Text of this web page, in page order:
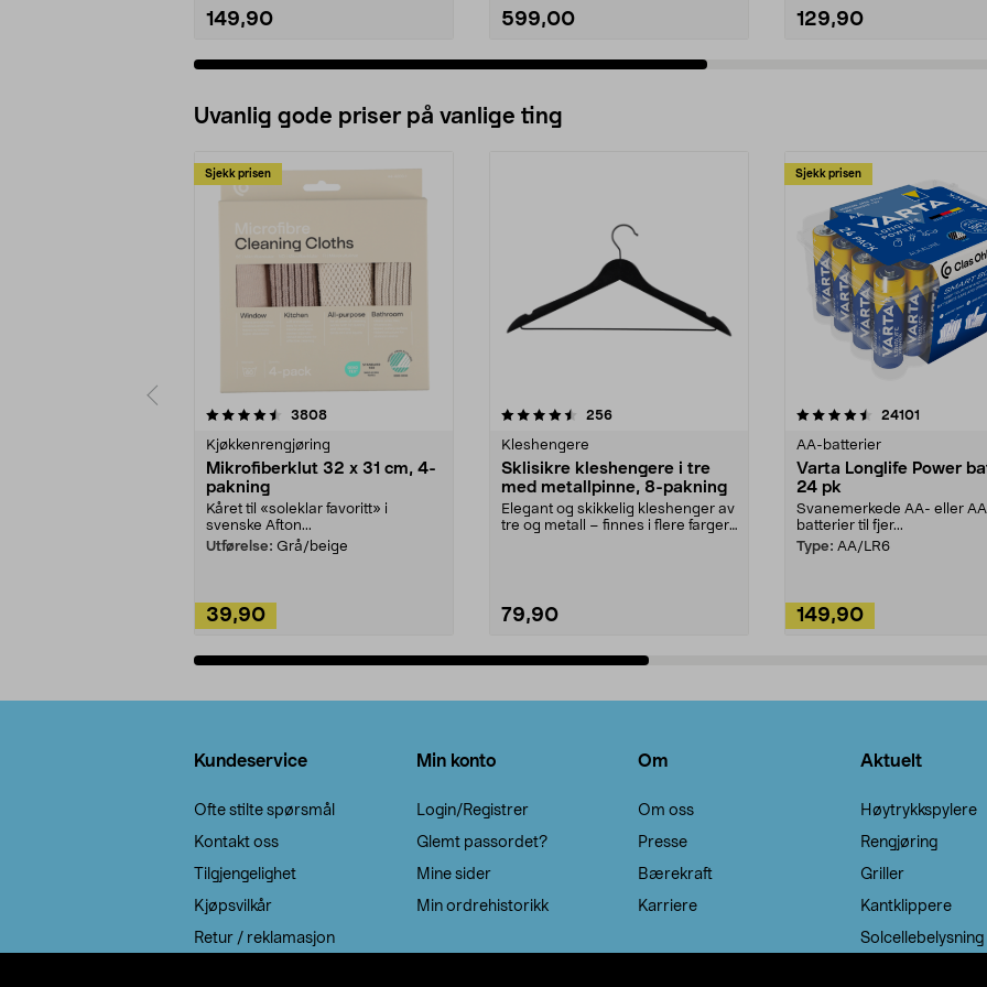
149,90 599,00 129,90
Uvanlig gode priser på vanlige ting
Sjekk prisen
3808anmeldelser
Kjøkkenrengjøring
Mikrofiberklut 32 x 31 cm, 4-
pakning
Kåret til «soleklar favoritt» i
svenske Afton...
Utførelse: Grå/beige
39,90
4.5av 5 stjerner 256anmeldelser
Kleshengere
Sklisikre kleshengere i tre
med metallpinne, 8-pakning
Elegant og skikkelig kleshenger av
tre og metall – finnes i flere farger.
79,90
Sjekk prisen
4.5av 5 stjerner 24101
AA-batterier
Varta Longlife Power
24 pk
Svanemerkede AA- eller
batterier til fjer...
Type: AA/LR6
149,90
4.5av 5 stjerner
Kundeservice
Ofte stilte spørsmål
Kontakt oss
Tilgjengelighet
Kjøpsvilkår
Retur / reklamasjon
Min konto
Login/Registrer
Glemt passordet?
Mine sider
Min ordrehistorikk
Om
Om oss
Presse
Bærekraft
Karriere
Aktuelt
Høytrykkspylere
Rengjøring
Griller
Kantklippere
Solcellebelysning